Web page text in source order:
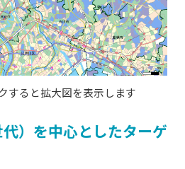
すると拡大図を表示します
）を中心としたターゲ